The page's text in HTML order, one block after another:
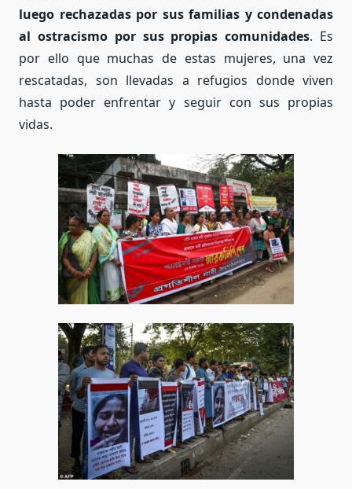
luego rechazadas por sus familias y condenadas
al ostracismo por sus propias comunidades. Es
por ello que muchas de estas mujeres, una vez
rescatadas, son llevadas a refugios donde viven
hasta poder enfrentar y seguir con sus propias
vidas.